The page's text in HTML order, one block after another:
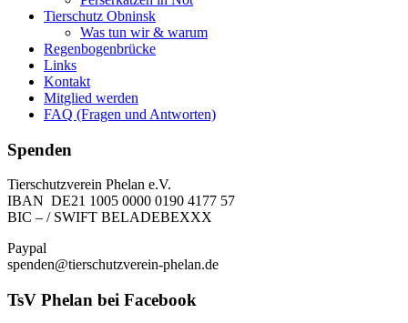
Tierschutz Obninsk
Was tun wir & warum
Regenbogenbrücke
Links
Kontakt
Mitglied werden
FAQ (Fragen und Antworten)
Spenden
Tierschutzverein Phelan e.V.
IBAN DE21 1005 0000 0190 4177 57
BIC – / SWIFT BELADEBEXXX
Paypal
spenden@tierschutzverein-phelan.de
TsV Phelan bei Facebook